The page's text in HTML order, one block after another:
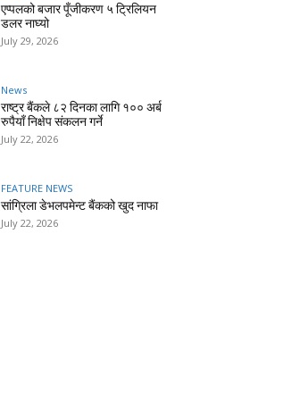
एप्पलको बजार पूँजीकरण ५ ट्रिलियन
डलर नाघ्यो
July 29, 2026
News
राष्ट्र बैंकले ८२ दिनका लागि १०० अर्ब
रुपैयाँ निक्षेप संकलन गर्ने
July 22, 2026
FEATURE NEWS
सांग्रिला डेभलपमेन्ट बैंकको खुद नाफा
July 22, 2026